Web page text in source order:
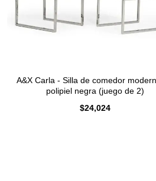
A&X Carla - Silla de comedor
polipiel negra (juego de 2)
$24,024